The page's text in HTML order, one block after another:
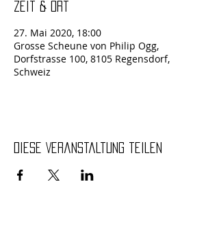
Zeit & Ort
27. Mai 2020, 18:00
Grosse Scheune von Philip Ogg,
Dorfstrasse 100, 8105 Regensdorf,
Schweiz
Diese Veranstaltung teilen